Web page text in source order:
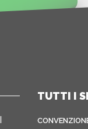
TUTTI I